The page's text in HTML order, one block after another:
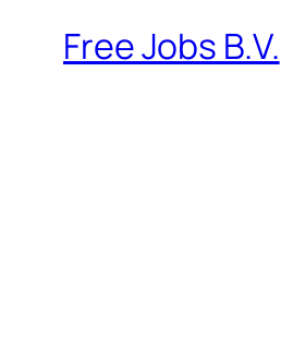
Free Jobs B.V.